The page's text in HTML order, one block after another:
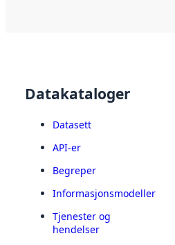
Datakataloger
Datasett
API-er
Begreper
Informasjonsmodeller
Tjenester og
hendelser